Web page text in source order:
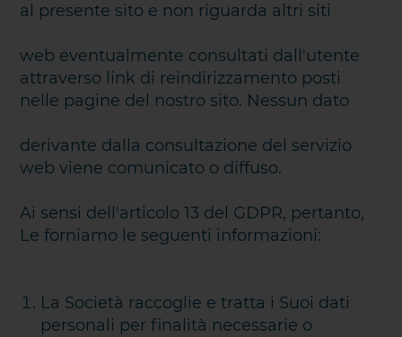
al presente sito e non riguarda altri siti
web eventualmente consultati dall'utente
attraverso link di reindirizzamento posti
nelle pagine del nostro sito. Nessun dato
derivante dalla consultazione del servizio
web viene comunicato o diffuso.
Ai sensi dell'articolo 13 del GDPR, pertanto,
Le forniamo le seguenti informazioni:
La Società raccoglie e tratta i Suoi dati
personali per finalità necessarie o